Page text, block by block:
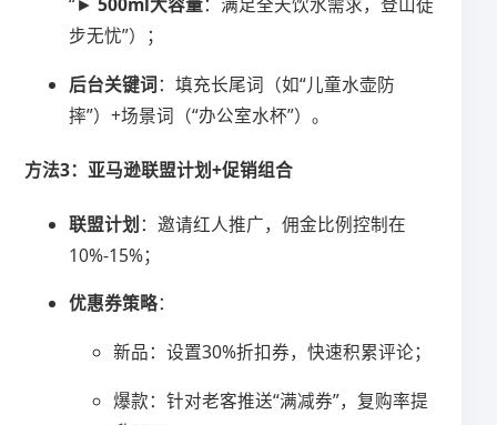
步无忧”）；
​后台关键词​​：填充长尾词（如“儿童水壶防
摔”）+场景词（“办公室水杯”）。
​方法3：亚马逊联盟计划+促销组合​
​联盟计划​​：邀请红人推广，佣金比例控制在
10%-15%；
​优惠券策略​​：
新品：设置30%折扣券，快速积累评论；
爆款：针对老客推送“满减券”，复购率提